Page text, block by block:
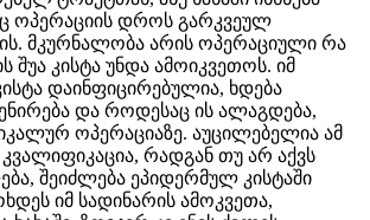
ოპერაციის დროს გარკვეულ
მკურნალობა არის ოპერაციული რა
შუა კისტა უნდა ამოიკვეთოს. იმ
დაინფიცირებულია, ხდება
და როდესაც ის ალაგდება,
ოპერაციაზე. აუცილებელია ამ
რადგან თუ არ აქვს
შეიძლება ეპიდერმულ კისტაში
იმ სადინარის ამოკვეთა,